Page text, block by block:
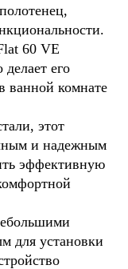
60 VE
его
ванной комнате
этот
и надежным
эффективную
для установки